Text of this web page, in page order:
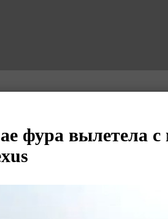
фура вылетела с